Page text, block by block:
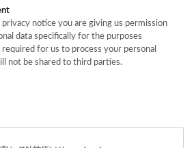
notice you are giving us permission
data specifically for the purposes
for us to process your personal
not be shared to third parties.